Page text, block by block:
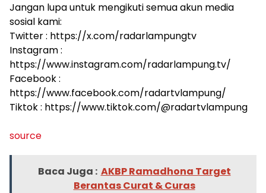
Jangan lupa untuk mengikuti semua akun media
sosial kami:
Twitter : https://x.com/radarlampungtv
Instagram :
https://www.instagram.com/radarlampung.tv/
Facebook :
https://www.facebook.com/radartvlampung/
Tiktok : https://www.tiktok.com/@radartvlampung
source
Baca Juga : AKBP Ramadhona Target
Berantas Curat & Curas